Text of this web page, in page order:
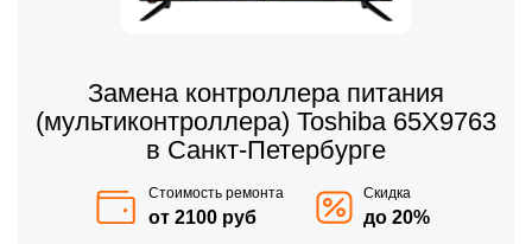
Замена контроллера питания
(мультиконтроллера) Toshiba 65X9763
в Санкт-Петербурге
Стоимость ремонта
от 2100 руб
Скидка
до 20%